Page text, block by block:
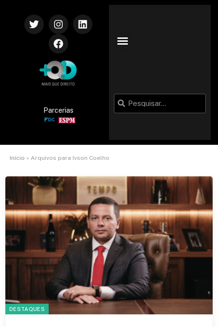
Parcerias
Início » Arquivos para Ivson Coelho
DESTAQUES